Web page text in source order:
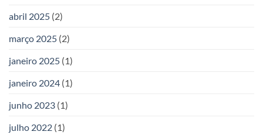
abril 2025 (2)
março 2025 (2)
janeiro 2025 (1)
janeiro 2024 (1)
junho 2023 (1)
julho 2022 (1)